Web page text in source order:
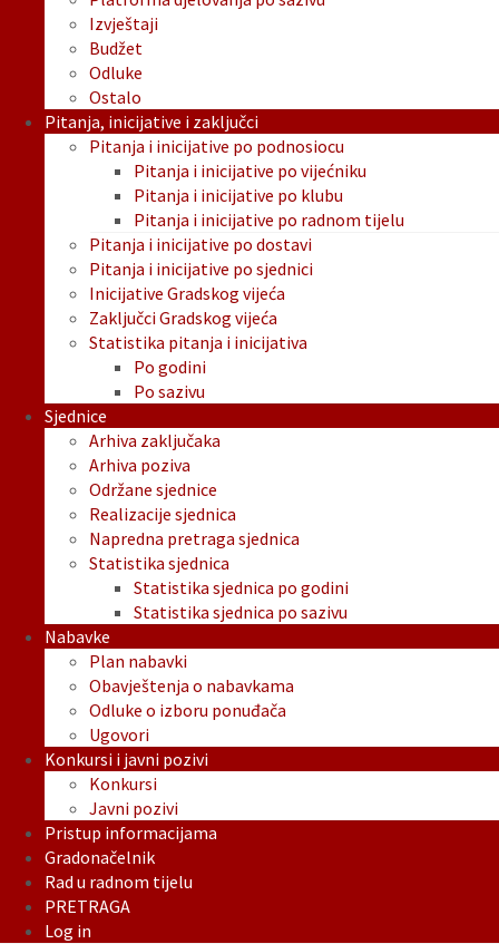
Izvještaji
Budžet
Odluke
Ostalo
Pitanja, inicijative i zaključci
Pitanja i inicijative po podnosiocu
Pitanja i inicijative po vijećniku
Pitanja i inicijative po klubu
Pitanja i inicijative po radnom tijelu
Pitanja i inicijative po dostavi
Pitanja i inicijative po sjednici
Inicijative Gradskog vijeća
Zaključci Gradskog vijeća
Statistika pitanja i inicijativa
Po godini
Po sazivu
Sjednice
Arhiva zaključaka
Arhiva poziva
Održane sjednice
Realizacije sjednica
Napredna pretraga sjednica
Statistika sjednica
Statistika sjednica po godini
Statistika sjednica po sazivu
Nabavke
Plan nabavki
Obavještenja o nabavkama
Odluke o izboru ponuđača
Ugovori
Konkursi i javni pozivi
Konkursi
Javni pozivi
Pristup informacijama
Gradonačelnik
Rad u radnom tijelu
PRETRAGA
Log in